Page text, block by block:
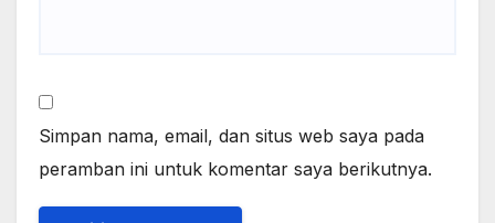
Simpan nama, email, dan situs web saya pada
peramban ini untuk komentar saya berikutnya.